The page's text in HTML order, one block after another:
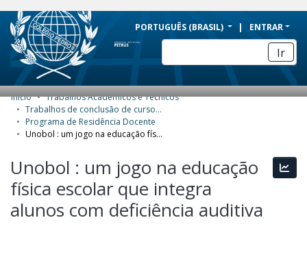
BRAZIL
Simplifique!
Comunica BR
Participe
Acesso à informação
Legislação
PORTUGUÊS (BRASIL) ENTRAR
Ir
COMUNIDADES E COLEÇÕES
NAVEGAR
ESTATÍSTICAS
SOBRE
Início
Trabalhos Acadêmicos e Técnicos
Trabalhos de conclusão de curso de Especialização
Programa de Residência Docente
Unobol : um jogo na educação física escolar que integra alunos com deficiência auditiva
Unobol : um jogo na educação
física escolar que integra
alunos com deficiência auditiva